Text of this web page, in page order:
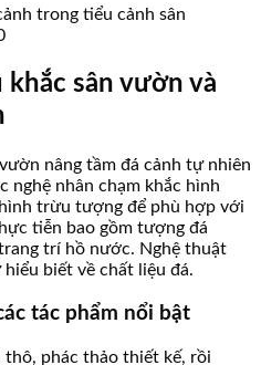
trong tiểu cảnh sân
khắc sân vườn và
nâng tầm đá cảnh tự nhiên
nghệ nhân chạm khắc hình
trừu tượng để phù hợp với
tiễn bao gồm tượng đá
trí hồ nước. Nghệ thuật
biết về chất liệu đá.
tác phẩm nổi bật
phác thảo thiết kế, rồi